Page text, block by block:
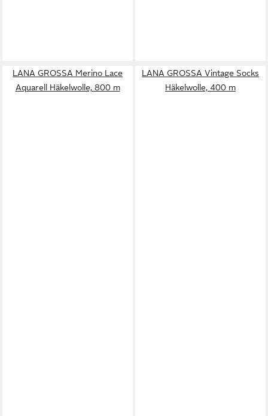
LANA GROSSA Merino Lace
Aquarell Häkelwolle, 800 m
LANA GROSSA Vintage Socks
Häkelwolle, 400 m